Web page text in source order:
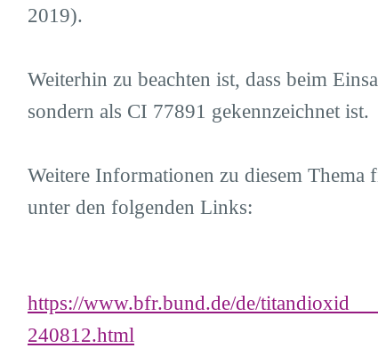
2019).
Weiterhin zu beachten ist, dass beim
sondern als CI 77891 gekennzeichnet ist.
Weitere Informationen zu diesem Thema
unter den folgenden Links:
https://www.bfr.bund.de/de/
240812.html